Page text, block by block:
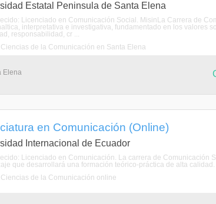
Estatal Peninsula de Santa Elena
Licenciado en Comunicación Social. MisinLa Carrera de
interpretativa e investigativa, fundamentado en los valores
responsabilidad, cr ...
Ciencias de la Comunicación en Santa Elena
Elena
en Comunicación (Online)
Internacional de Ecuador
Licenciado en Comunicación. La carrera de Comunicación
que desarrollará una formación teórico-práctica de alta
Ciencias de la Comunicación online